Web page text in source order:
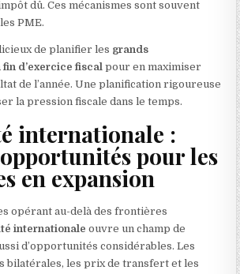
dû. Ces mécanismes sont souvent
PME.
de planifier les grands
d’exercice fiscal pour en maximiser
de l’année. Une planification rigoureuse
la pression fiscale dans le temps.
internationale :
pour les
en expansion
opérant au-delà des frontières
internationale ouvre un champ de
d’opportunités considérables. Les
bilatérales, les prix de transfert et les